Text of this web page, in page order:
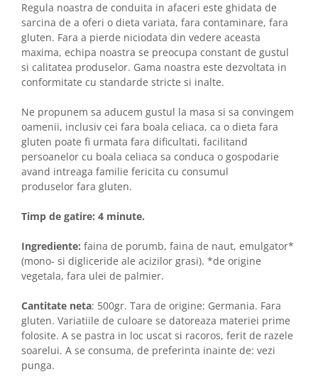
Regula noastra de conduita in afaceri este ghidata de
sarcina de a oferi o dieta variata, fara contaminare, fara
gluten. Fara a pierde niciodata din vedere aceasta
maxima, echipa noastra se preocupa constant de gustul
si calitatea produselor. Gama noastra este dezvoltata in
conformitate cu standarde stricte si inalte.
Ne propunem sa aducem gustul la masa si sa convingem
oamenii, inclusiv cei fara boala celiaca, ca o dieta fara
gluten poate fi urmata fara dificultati, facilitand
persoanelor cu boala celiaca sa conduca o gospodarie
avand intreaga familie fericita cu consumul
produselor fara gluten.
Timp de gatire: 4 minute.
Ingrediente: faina de porumb, faina de naut, emulgator*
(mono- si digliceride ale acizilor grasi). *de origine
vegetala, fara ulei de palmier.
Cantitate neta: 500gr. Tara de origine: Germania. Fara
gluten. Variatiile de culoare se datoreaza materiei prime
folosite. A se pastra in loc uscat si racoros, ferit de razele
soarelui. A se consuma, de preferinta inainte de: vezi
punga.